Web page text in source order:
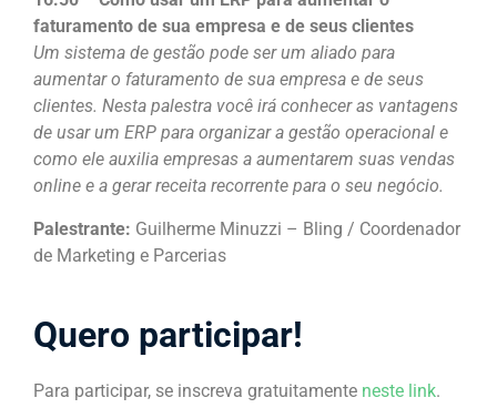
faturamento de sua empresa e de seus clientes
Um sistema de gestão pode ser um aliado para
aumentar o faturamento de sua empresa e de seus
clientes. Nesta palestra você irá conhecer as vantagens
de usar um ERP para organizar a gestão operacional e
como ele auxilia empresas a aumentarem suas vendas
online e a gerar receita recorrente para o seu negócio.
Palestrante: Guilherme Minuzzi – Bling / Coordenador
de Marketing e Parcerias
Quero participar!
Para participar, se inscreva gratuitamente neste link.